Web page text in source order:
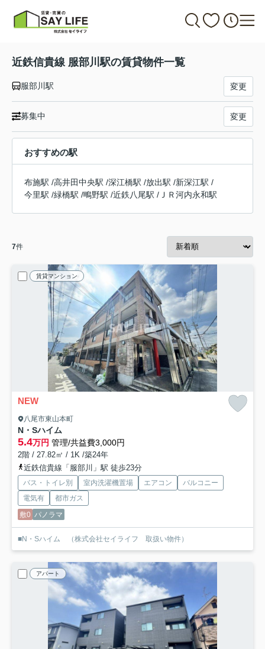
近鉄信貴線 服部川駅の賃貸物件一覧
服部川駅 変更
募集中 変更
おすすめの駅
布施駅 /高井田中央駅 /深江橋駅 /放出駅 /新深江駅 /
今里駅 /緑橋駅 /鴫野駅 /近鉄八尾駅 / ＪＲ河内永和駅
7件
賃貸マンション
NEW
八尾市東山本町
N・Sハイム
5.4万円 管理/共益費3,000円
2階 / 27.82㎡ / 1K /築24年
近鉄信貴線「服部川」駅 徒歩23分
バス・トイレ別 室内洗濯機置場 エアコン
バルコニー
電気有
都市ガス
敷0 パノラマ
■N・Sハイム （株式会社セイライフ 取扱い物件）
アパート